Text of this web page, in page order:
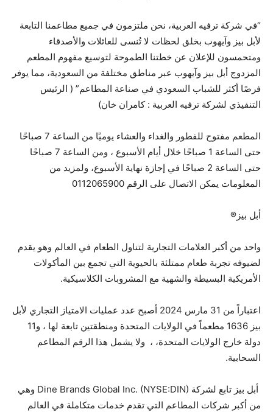
“في شركة ترفيه العربية، نحن ملتزمون في جميع مطاعمنا التابعة
لأبل بيز وآيهوب بخلق لحظات لا تُنسى للعائلات والأصدقاء
ومتحمسون للإعلان عن خطتنا الطموحة لتوسيع مفهوم المطعم
المزدوج أبل بيز وآيهوب عبر مناطق مختلفة من السعودية، مما يوفر
فرصًا أكثر للشباب السعودي في صناعة المطاعم” ( الرئيس
التنفيذي لشركة ترفيه العربية : كامران خان)
المطعم مفتوح للفطور والغداء والعشاء يوميًا من الساعة 7 صباحًا
حتى الساعة 1 صباحًا خلال أيام الأسبوع ، ومن الساعة 7 صباحًا
حتى الساعة 2 صباحًا في إجازة نهاية الأسبوع، ولمزيد من
المعلومات يمكن الاتصال على الرقم 0112065900
أبل بيز®
واحد من أكبر العلامات التجارية لتناول الطعام في العالم وهو يقدم
لضيوفه تجربة طعام ممتلئة بالحيوية التي تجمع بين المأكولات
الأمريكية البسيطة والشهية مع المشروبات الكلاسيكية.
اعتباراً من 31 مارس 2024 أصبح عدد عمليات الامتياز التجاري لأبل
بيز 1636 مطعماً في الولايات المتحدة ومنطقتين تابعة لها ، و11
دولة خارج الولايات المتحدة، ، ولا يشمل هذا الرقم المطاعم
السحابية.
أبل بيز تابع لشركة Dine Brands Global Inc. (NYSE:DIN) وهي
من أكبر شركات المطاعم التي تقدم خدمات متكاملة في العالم